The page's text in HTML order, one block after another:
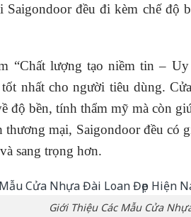
Saigondoor đều đi kèm chế độ
“Chất lượng tạo niềm tin –
nhất cho người tiêu dùng.
độ bền, tính thẩm mỹ mà còn
thương mại, Saigondoor đều có
sang trọng hơn.
Giới Thiệu Các Mẫu Cửa